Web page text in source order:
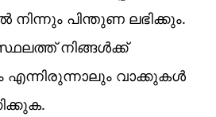
നിന്നും പിന്തുണ ലഭിക്കും.
നിങ്ങൾക്ക്
എന്നിരുന്നാലും വാക്കുകൾ